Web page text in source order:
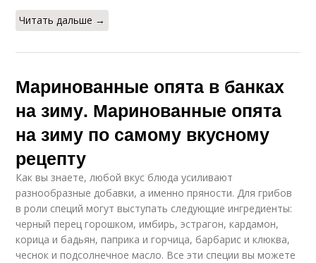
Читать дальше →
Маринованные опята в банках
на зиму. Маринованные опята
на зиму по самому вкусному
рецепту
Как вы знаете, любой вкус блюда усиливают
разнообразные добавки, а именно пряности. Для грибов
в роли специй могут выступать следующие ингредиенты:
черный перец горошком, имбирь, эстрагон, кардамон,
корица и бадьян, паприка и горчица, барбарис и клюква,
чеснок и подсолнечное масло. Все эти специи вы можете